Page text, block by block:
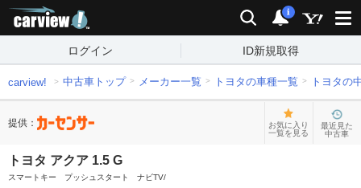
検索 通知
i
ログイン ID新規取得
carview! 中古車トップ メーカー一覧 トヨタの車種一覧 トヨタの
提供：
お気に入り
一覧を見る
最近見た
中古車
トヨタ アクア 1.5 G
スマートキー プッシュスタート ナビTV/